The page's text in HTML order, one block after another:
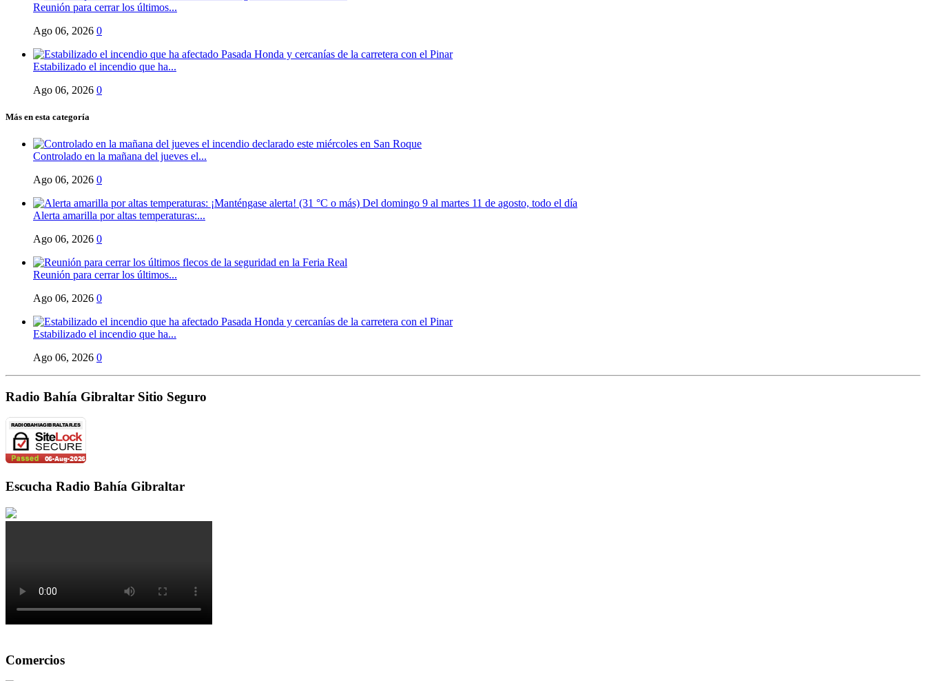
Reunión para cerrar los últimos...
Ago 06, 2026 0
Estabilizado el incendio que ha...
Ago 06, 2026 0
Más en esta categoría
Controlado en la mañana del jueves el...
Ago 06, 2026 0
Alerta amarilla por altas temperaturas:...
Ago 06, 2026 0
Reunión para cerrar los últimos...
Ago 06, 2026 0
Estabilizado el incendio que ha...
Ago 06, 2026 0
Radio Bahía Gibraltar Sitio Seguro
Escucha Radio Bahía Gibraltar
Comercios